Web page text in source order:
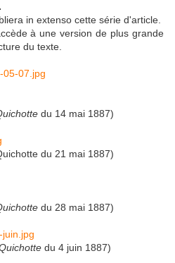
in extenso cette série d'article.
à une version de plus grande
du texte.
du 14 mai 1887)
du 21 mai 1887)
du 28 mai 1887)
du 4 juin 1887)